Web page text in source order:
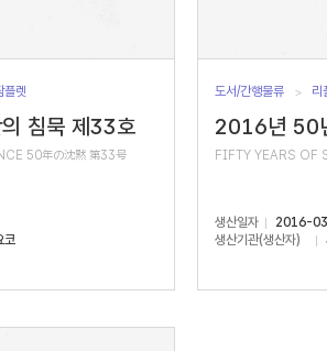
플렛
침묵 제33호
50年の沈黙 第33号
코
도서/간행물류 리
2016년 50
FIFTY YEARS OF
생산일자
2016-
생산기관(생산자)